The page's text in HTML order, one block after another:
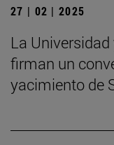
27 | 02 | 2025
La
firman un
yacimiento de